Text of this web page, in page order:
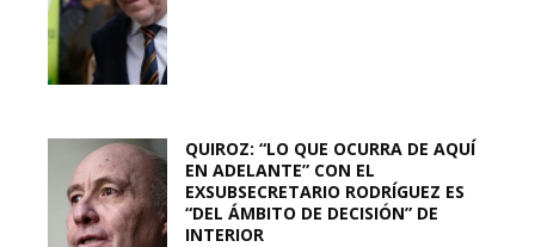
QUIROZ: “LO QUE OCURRA DE AQUÍ
EN ADELANTE” CON EL
EXSUBSECRETARIO RODRÍGUEZ ES
“DEL ÁMBITO DE DECISIÓN” DE
INTERIOR